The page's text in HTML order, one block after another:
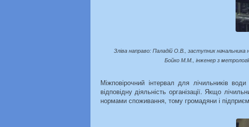
Зліва направо: Паладій О.В., заступник начальника
Бойко М.М., інженер з
Міжповірочний інтервал для лічильників
відповідну діяльність організації. Якщо
нормами споживання, тому громадяни і